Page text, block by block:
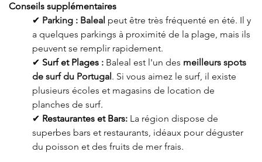
Conseils supplémentaires
✔ Parking : Baleal peut être très fréquenté en été. Il y
a quelques parkings à proximité de la plage, mais ils
peuvent se remplir rapidement.
✔ Surf et Plages : Baleal est l'un des meilleurs spots
de surf du Portugal. Si vous aimez le surf, il existe
plusieurs écoles et magasins de location de
planches de surf.
✔ Restaurantes et Bars: La région dispose de
superbes bars et restaurants, idéaux pour déguster
du poisson et des fruits de mer frais.